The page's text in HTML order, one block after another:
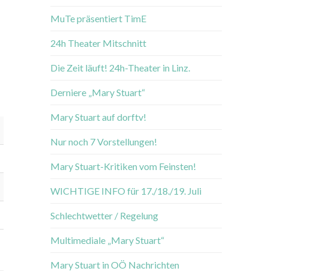
MuTe präsentiert TimE
24h Theater Mitschnitt
Die Zeit läuft! 24h-Theater in Linz.
Derniere „Mary Stuart“
Mary Stuart auf dorftv!
Nur noch 7 Vorstellungen!
Mary Stuart-Kritiken vom Feinsten!
WICHTIGE INFO für 17./18./19. Juli
Schlechtwetter / Regelung
Multimediale „Mary Stuart“
Mary Stuart in OÖ Nachrichten